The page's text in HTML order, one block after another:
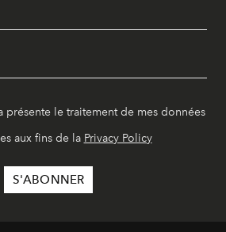
présente le traitement de mes données
aux fins de la Privacy Policy